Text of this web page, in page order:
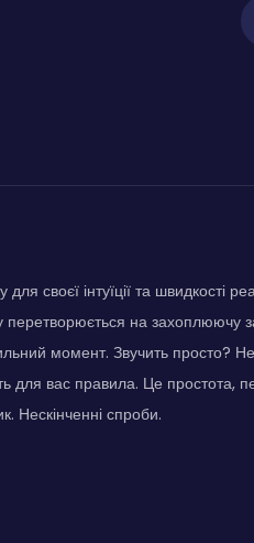
своєї інтуїції та швидкості
перетворюється на захоплюючу
момент. Звучить просто?
для вас правила. Це простота,
Нескінченні спроби.